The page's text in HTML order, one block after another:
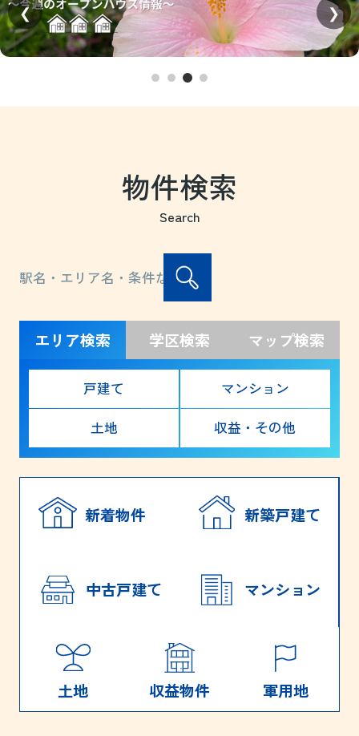
❮ ❯
物件検索
Search
エリア検索 学区検索 マップ検索
戸建て マンション
土地 収益・その他
新着物件 新築戸建て
中古戸建て マンション
土地 収益物件 軍用地